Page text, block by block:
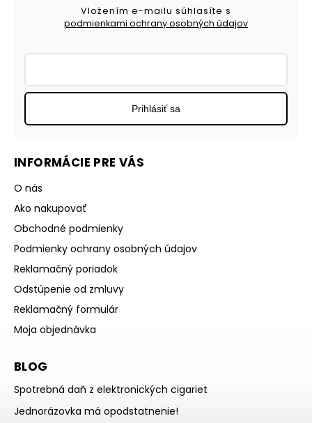
INFORMÁCIE PRE VÁS
O nás
Ako nakupovať
Obchodné podmienky
Podmienky ochrany osobných údajov
Reklamačný poriadok
Odstúpenie od zmluvy
Reklamačný formulár
Moja objednávka
BLOG
Spotrebná daň z elektronických cigariet
Jednorázovka má opodstatnenie!
Vložením e-mailu súhlasíte s
podmienkami ochrany osobných údajov
Prihlásiť sa